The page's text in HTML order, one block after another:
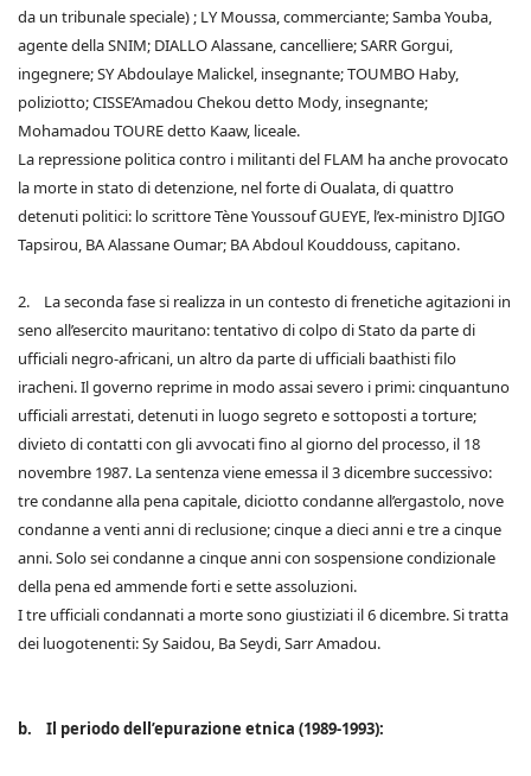
da un tribunale speciale) ; LY Moussa, commerciante; Samba Youba,
agente della SNIM; DIALLO Alassane, cancelliere; SARR Gorgui,
ingegnere; SY Abdoulaye Malickel, insegnante; TOUMBO Haby,
poliziotto; CISSE’Amadou Chekou detto Mody, insegnante;
Mohamadou TOURE detto Kaaw, liceale.
La repressione politica contro i militanti del FLAM ha anche provocato
la morte in stato di detenzione, nel forte di Oualata, di quattro
detenuti politici: lo scrittore Tène Youssouf GUEYE, l’ex-ministro DJIGO
Tapsirou, BA Alassane Oumar; BA Abdoul Kouddouss, capitano.
2. La seconda fase si realizza in un contesto di frenetiche agitazioni in
seno all’esercito mauritano: tentativo di colpo di Stato da parte di
ufficiali negro-africani, un altro da parte di ufficiali baathisti filo
iracheni. Il governo reprime in modo assai severo i primi: cinquantuno
ufficiali arrestati, detenuti in luogo segreto e sottoposti a torture;
divieto di contatti con gli avvocati fino al giorno del processo, il 18
novembre 1987. La sentenza viene emessa il 3 dicembre successivo:
tre condanne alla pena capitale, diciotto condanne all’ergastolo, nove
condanne a venti anni di reclusione; cinque a dieci anni e tre a cinque
anni. Solo sei condanne a cinque anni con sospensione condizionale
della pena ed ammende forti e sette assoluzioni.
I tre ufficiali condannati a morte sono giustiziati il 6 dicembre. Si tratta
dei luogotenenti: Sy Saidou, Ba Seydi, Sarr Amadou.
b. Il periodo dell’epurazione etnica (1989-1993):